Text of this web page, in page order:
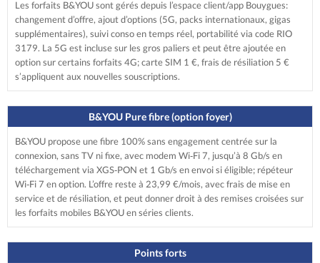
Les forfaits B&YOU sont gérés depuis l’espace client/app Bouygues:
changement d’offre, ajout d’options (5G, packs internationaux, gigas
supplémentaires), suivi conso en temps réel, portabilité via code RIO
3179. La 5G est incluse sur les gros paliers et peut être ajoutée en
option sur certains forfaits 4G; carte SIM 1 €, frais de résiliation 5 €
s’appliquent aux nouvelles souscriptions.
B&YOU Pure fibre (option foyer)
B&YOU propose une fibre 100% sans engagement centrée sur la
connexion, sans TV ni fixe, avec modem Wi‑Fi 7, jusqu’à 8 Gb/s en
téléchargement via XGS‑PON et 1 Gb/s en envoi si éligible; répéteur
Wi‑Fi 7 en option. L’offre reste à 23,99 €/mois, avec frais de mise en
service et de résiliation, et peut donner droit à des remises croisées sur
les forfaits mobiles B&YOU en séries clients.
Points forts